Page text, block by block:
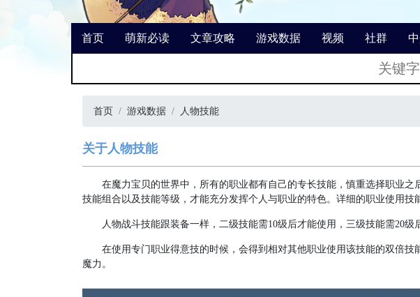
首页 萌新必读 文章攻略 游戏数据 视频 社群
首页 游戏数据 人物技能
关于人物技能
在魔力宝贝的世界中，所有的职业都有自己的专长技能，慎重选择职业
技能组合以及技能等级，才能充分发挥个人与职业的特色。详细的职业使用技
人物战斗技能跟装备一样，二级技能需10级后才能使用，三级技能需20级
在使用专门职业得意技的时候，会得到相对其他职业使用该技能的双倍
魔力。